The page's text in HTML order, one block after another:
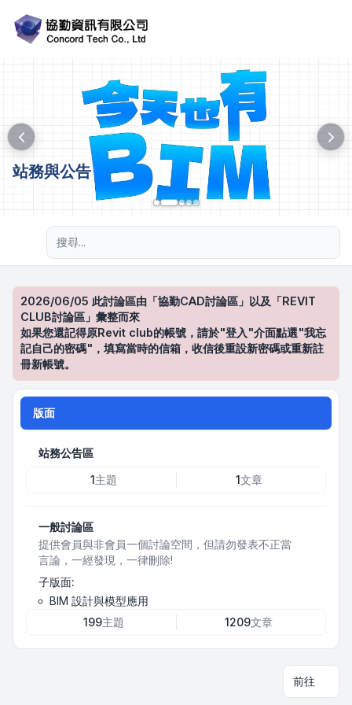
站務與公告
2026/06/05 此討論區由「協勤CAD討論區」以及「REVIT
CLUB討論區」彙整而來
如果您還記得原Revit club的帳號，請於"登入"介面點選"我忘
記自己的密碼"，填寫當時的信箱，收信後重設新密碼或重新註
冊新帳號。
版面
站務公告區
1主題 1文章
一般討論區
提供會員與非會員一個討論空間，但請勿發表不正當
言論，一經發現，一律刪除!
子版面:
BIM 設計與模型應用
199主題 1209文章
前往